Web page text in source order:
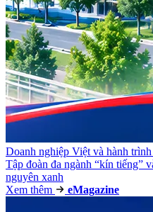
Doanh nghiệp Việt và hành
Tập đoàn đa ngành “kín tiếng”
nguyên xanh
Xem thêm
eMagazine